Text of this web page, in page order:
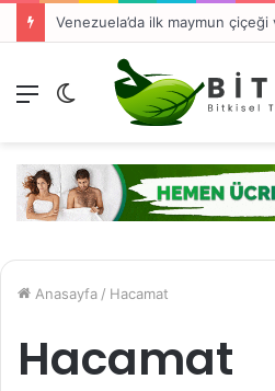
Venezuela’da ilk maymun
Menü
görünümü
Anasayfa / Hacamat
Hacamat